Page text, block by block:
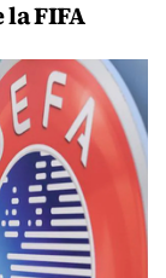
FIFA